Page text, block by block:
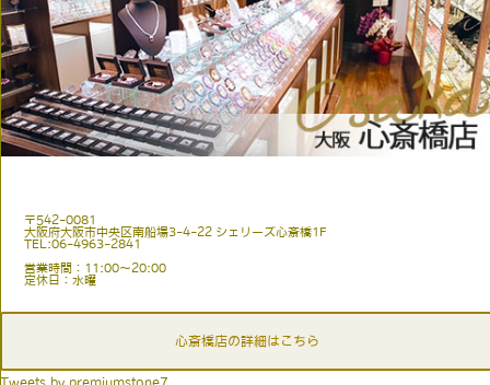
〒542-0081
大阪府大阪市中央区南船場3-4-22 シェリーズ心斎橋1F
TEL:06-4963-2841
営業時間：11:00〜20:00
定休日：水曜
心斎橋店の詳細はこちら